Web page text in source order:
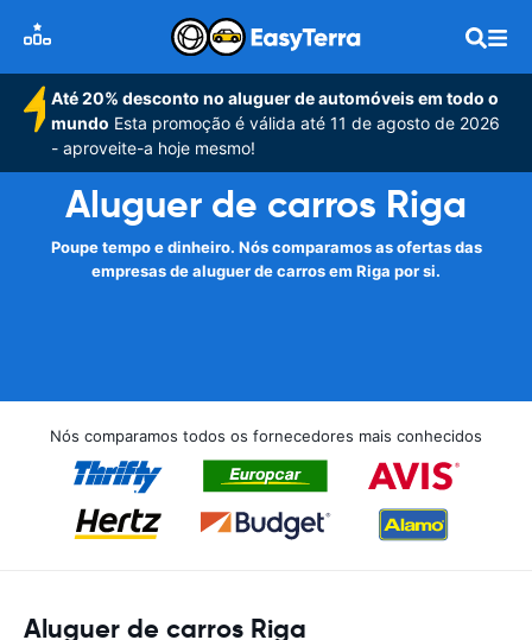
Até 20% desconto no aluguer de automóveis em todo o
mundo Esta promoção é válida até 11 de agosto de 2026
- aproveite-a hoje mesmo!
Aluguer de carros Riga
Poupe tempo e dinheiro. Nós comparamos as ofertas das
empresas de aluguer de carros em Riga por si.
Nós comparamos todos os fornecedores mais conhecidos
Aluguer de carros Riga